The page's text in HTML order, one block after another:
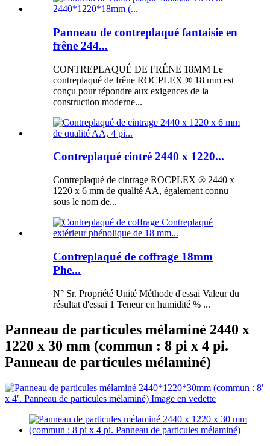
Panneau de contreplaqué fantaisie en
frêne 244...
CONTREPLAQUÉ DE FRÊNE 18MM Le
contreplaqué de frêne ROCPLEX ® 18 mm est
conçu pour répondre aux exigences de la
construction moderne...
Contreplaqué cintré 2440 x 1220...
Contreplaqué de cintrage ROCPLEX ® 2440 x
1220 x 6 mm de qualité AA, également connu
sous le nom de...
Contreplaqué de coffrage 18mm
Phe...
N° Sr. Propriété Unité Méthode d'essai Valeur du
résultat d'essai 1 Teneur en humidité % ...
Panneau de particules mélaminé 2440 x
1220 x 30 mm (commun : 8 pi x 4 pi.
Panneau de particules mélaminé)